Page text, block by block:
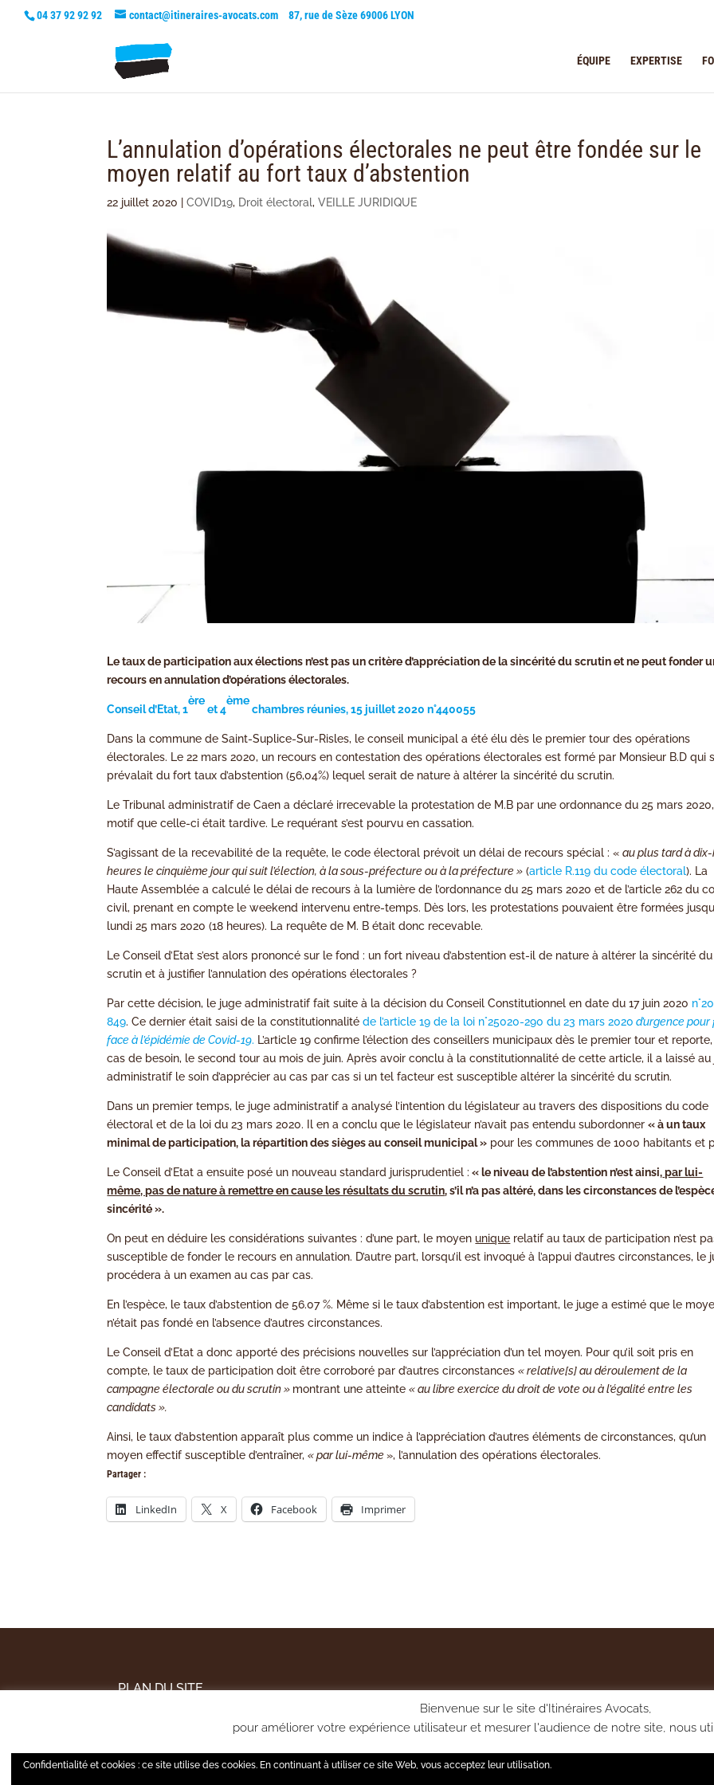
04 37 92 92 92 contact@itineraires-avocats.com 87, rue de Sèze 69006 LYON
ÉQUIPE EXPERTISE
L’annulation d’opérations électorales ne peut être fondée sur le
moyen relatif au fort taux d’abstention
22 juillet 2020 |COVID19, Droit électoral,VEILLE JURIDIQUE
Le taux de participation aux élections n’est pas un critère d’appréciation de la sincérité du scrutin et ne peut fonder
recours en annulation d’opérations électorales.
Conseil d’Etat, 1
ère
et 4
ème
chambres réunies, 15 juillet 2020 n°440055
Dans la commune de Saint-Suplice-Sur-Risles, le conseil municipal a été élu dès le premier tour des opérations
électorales. Le 22 mars 2020, un recours en contestation des opérations électorales est formé par Monsieur B.D qui
prévalait du fort taux d’abstention (56,04%) lequel serait de nature à altérer la sincérité du scrutin.
Le Tribunal administratif de Caen a déclaré irrecevable la protestation de M.B par une ordonnance du 25 mars
motif que celle-ci était tardive. Le requérant s’est pourvu en cassation.
S’agissant de la recevabilité de la requête, le code électoral prévoit un délai de recours spécial : «au plus tard à
heures le cinquième jour qui suit l’élection, à la sous-préfecture ou à la préfecture » (article R.119 du code électoral). La
Haute Assemblée a calculé le délai de recours à la lumière de l’ordonnance du 25 mars 2020 et de l’article 262 du
civil, prenant en compte le weekend intervenu entre-temps. Dès lors, les protestations pouvaient être formées
lundi 25 mars 2020 (18 heures). La requête de M. B était donc recevable.
Le Conseil d’Etat s’est alors prononcé sur le fond : un fort niveau d’abstention est-il de nature à altérer la sincérité du
scrutin et à justifier l’annulation des opérations électorales ?
Par cette décision, le juge administratif fait suite à la décision du Conseil Constitutionnel en date du 17 juin 2020
849. Ce dernier était saisi de la constitutionnalitéde l’article 19 de la loi n°25020-290 du 23 mars 2020 d’urgence
face à l’épidémie de Covid-19. L’article 19 confirme l’élection des conseillers municipaux dès le premier tour et
cas de besoin, le second tour au mois de juin. Après avoir conclu à la constitutionnalité de cette article, il a laissé au
administratif le soin d’apprécier au cas par cas si un tel facteur est susceptible altérer la sincérité du scrutin.
Dans un premier temps, le juge administratif a analysé l’intention du législateur au travers des dispositions du code
électoral et de la loi du 23 mars 2020. Il en a conclu que le législateur n’avait pas entendu subordonner« à un taux
minimal de participation, la répartition des sièges au conseil municipal » pour les communes de 1000 habitants et
Le Conseil d’Etat a ensuite posé un nouveau standard jurisprudentiel : « le niveau de l’abstention n’est ainsi,par lui-
même, pas de nature à remettre en cause les résultats du scrutin, s’il n’a pas altéré, dans les circonstances de
sincérité ».
On peut en déduire les considérations suivantes : d’une part, le moyen unique relatif au taux de participation n’est
susceptible de fonder le recours en annulation. D’autre part, lorsqu’il est invoqué à l’appui d’autres circonstances, le
procédera à un examen au cas par cas.
En l’espèce, le taux d’abstention de 56.07 %. Même si le taux d’abstention est important, le juge a estimé que le
n’était pas fondé en l’absence d’autres circonstances.
Le Conseil d’Etat a donc apporté des précisions nouvelles sur l’appréciation d’un tel moyen. Pour qu’il soit pris en
compte, le taux de participation doit être corroboré par d’autres circonstances« relative[s] au déroulement de la
campagne électorale ou du scrutin » montrant une atteinte« au libre exercice du droit de vote ou à l’égalité entre les
candidats ».
Ainsi, le taux d’abstention apparaît plus comme un indice à l’appréciation d’autres éléments de circonstances, qu’un
moyen effectif susceptible d’entraîner,« par lui-même», l’annulation des opérations électorales.
Partager :
LinkedIn X Facebook Imprimer
PLAN DU SITE
POLITIQUE DE CONFIDENTIALITÉ
Bienvenue sur le site d'Itinéraires Avocats,
pour améliorer votre expérience utilisateur et mesurer l'audience de notre site, nous
A tout moment, vous pourrez gérer vos choix via la page Politique de
Confidentialité et cookies : ce site utilise des cookies. En continuant à utiliser ce site Web, vous acceptez leur utilisation.